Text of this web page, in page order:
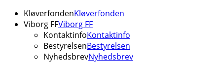
KløverfondenKløverfonden
Viborg FFViborg FF
KontaktinfoKontaktinfo
BestyrelsenBestyrelsen
NyhedsbrevNyhedsbrev